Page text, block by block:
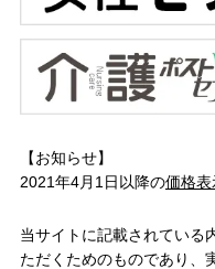
【お知らせ】
2021年4月1日以降の価格表
当サイトに記載されている
ただくためのものであり、